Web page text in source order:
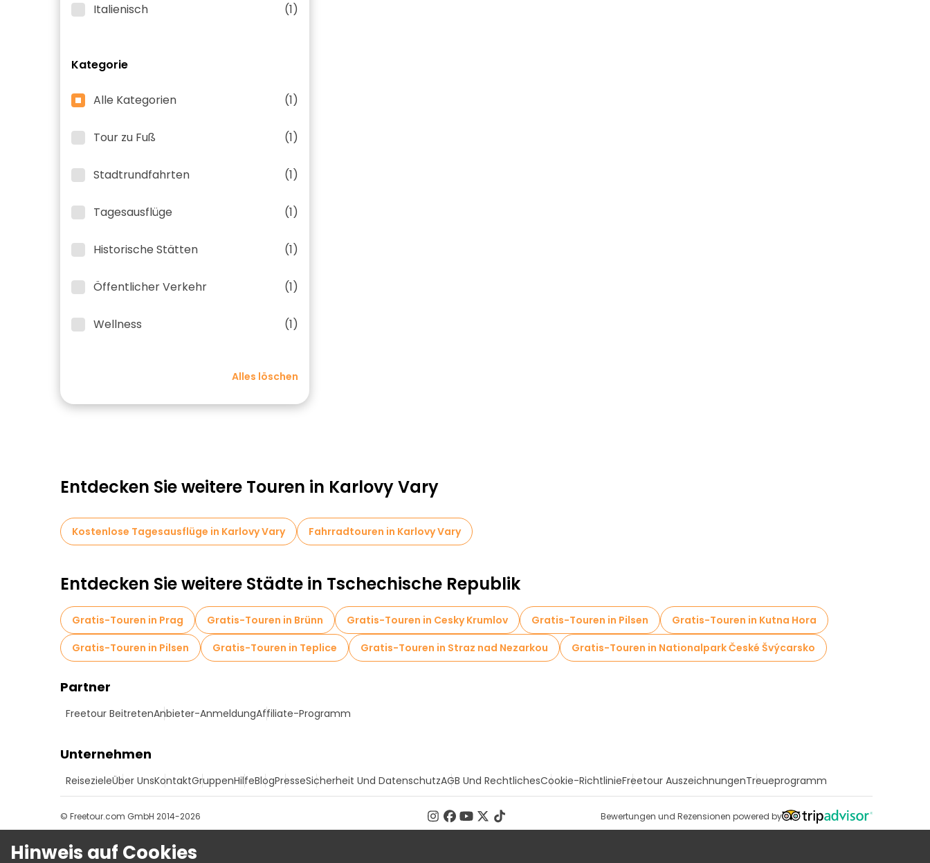
Italienisch (1)
Kategorie
Alle Kategorien (1)
Tour zu Fuß (1)
Stadtrundfahrten (1)
Tagesausflüge (1)
Historische Stätten (1)
Öffentlicher Verkehr (1)
Wellness (1)
Alles löschen
Entdecken Sie weitere Touren in Karlovy Vary
Kostenlose Tagesausflüge in Karlovy Vary Fahrradtouren in Karlovy Vary
Entdecken Sie weitere Städte in Tschechische Republik
Gratis-Touren in Prag Gratis-Touren in Brünn Gratis-Touren in Cesky Krumlov Gratis-Touren in Pilsen
Gratis-Touren in Kutna Hora
Gratis-Touren in Pilsen
Gratis-Touren in Teplice Gratis-Touren in Straz nad Nezarkou Gratis-Touren in Nationalpark České Švýcarsko
Partner
Freetour BeitretenAnbieter-AnmeldungAffiliate-Programm
Unternehmen
ReisezieleÜber UnsKontaktGruppenHilfeBlogPresseSicherheit Und DatenschutzAGB Und RechtlichesCookie-RichtlinieFreetour AuszeichnungenTreueprogramm
Bewertungen und Rezensionen powered by
© Freetour.com GmbH 2014-2026
Hinweis auf Cookies